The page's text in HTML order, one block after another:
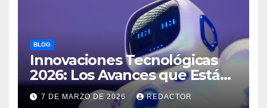
BLOG
Innovaciones Tecnológicas
2026: Los Avances que Están
Revolucionando el Mundo
7 DE MARZO DE 2026 REDACTOR